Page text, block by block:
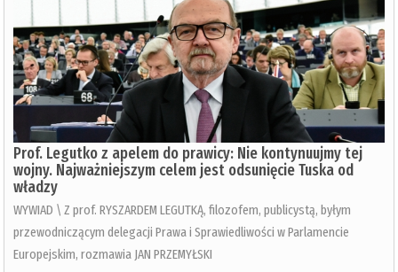
Prof. Legutko z apelem do prawicy: Nie kontynuujmy tej
wojny. Najważniejszym celem jest odsunięcie Tuska od
władzy
WYWIAD \ Z prof. RYSZARDEM LEGUTKĄ, filozofem, publicystą, byłym
przewodniczącym delegacji Prawa i Sprawiedliwości w Parlamencie
Europejskim, rozmawia JAN PRZEMYŁSKI